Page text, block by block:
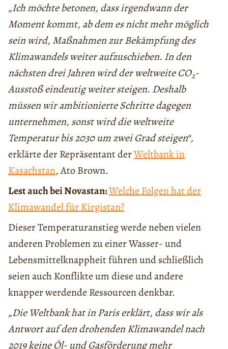
„Ich möchte betonen, dass irgendwann der
Moment kommt, ab dem es nicht mehr möglich
sein wird, Maßnahmen zur Bekämpfung des
Klimawandels weiter aufzuschieben. In den
nächsten drei Jahren wird der weltweite CO2-
Ausstoß eindeutig weiter steigen. Deshalb
müssen wir ambitionierte Schritte dagegen
unternehmen, sonst wird die weltweite
Temperatur bis 2030 um zwei Grad steigen“,
erklärte der Repräsentant derWeltbank in
Kasachstan, Ato Brown.
Lest auch bei Novastan:Welche Folgen hat der
Klimawandel für Kirgistan?
Dieser Temperaturanstieg werde neben vielen
anderen Problemen zu einer Wasser- und
Lebensmittelknappheit führen und schließlich
seien auch Konflikte um diese und andere
knapper werdende Ressourcen denkbar.
„Die Weltbank hat in Paris erklärt, dass wir als
Antwort auf den drohenden Klimawandel nach
2019 keine Öl- und Gasförderung mehr